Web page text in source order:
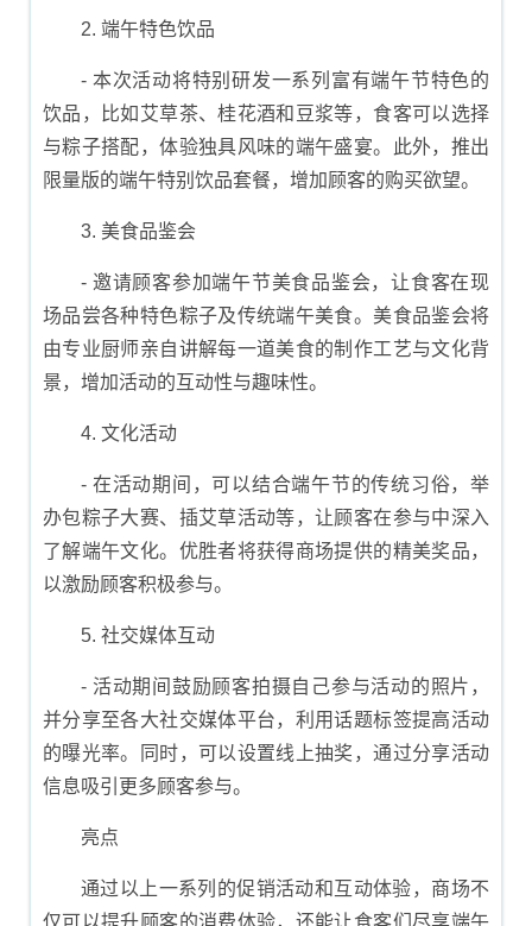
2. 端午特色饮品
- 本次活动将特别研发一系列富有端午节特色的
饮品，比如艾草茶、桂花酒和豆浆等，食客可以选择
与粽子搭配，体验独具风味的端午盛宴。此外，推出
限量版的端午特别饮品套餐，增加顾客的购买欲望。
3. 美食品鉴会
- 邀请顾客参加端午节美食品鉴会，让食客在现
场品尝各种特色粽子及传统端午美食。美食品鉴会将
由专业厨师亲自讲解每一道美食的制作工艺与文化背
景，增加活动的互动性与趣味性。
4. 文化活动
- 在活动期间，可以结合端午节的传统习俗，举
办包粽子大赛、插艾草活动等，让顾客在参与中深入
了解端午文化。优胜者将获得商场提供的精美奖品，
以激励顾客积极参与。
5. 社交媒体互动
- 活动期间鼓励顾客拍摄自己参与活动的照片，
并分享至各大社交媒体平台，利用话题标签提高活动
的曝光率。同时，可以设置线上抽奖，通过分享活动
信息吸引更多顾客参与。
亮点
通过以上一系列的促销活动和互动体验，商场不
仅可以提升顾客的消费体验，还能让食客们尽享端午